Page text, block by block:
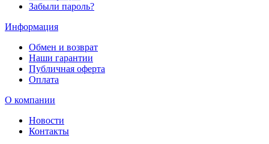
Забыли пароль?
Информация
Обмен и возврат
Наши гарантии
Публичная оферта
Оплата
О компании
Новости
Контакты